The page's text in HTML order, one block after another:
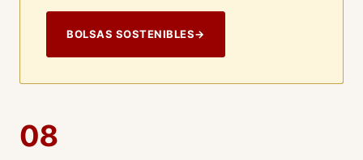
BOLSAS SOSTENIBLES→
08